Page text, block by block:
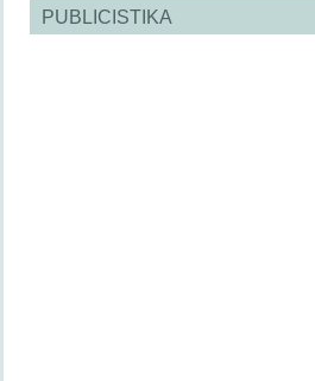
PUBLICISTIKA